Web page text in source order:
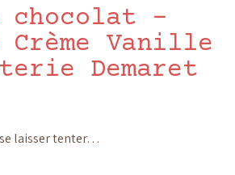
chocolat –
Crème Vanille
Demaret
laisser tenter…